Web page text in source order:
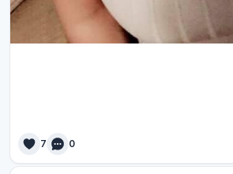
7 0